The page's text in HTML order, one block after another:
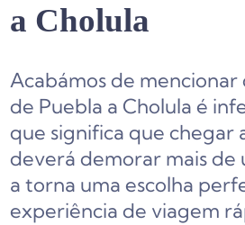
a Cholula
Acabámos de mencionar
de Puebla a Cholula é
que significa que chegar
deverá demorar mais de
a torna uma escolha
experiência de viagem